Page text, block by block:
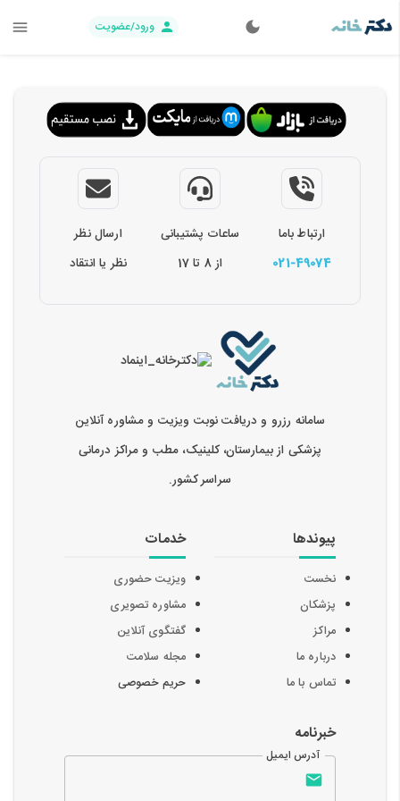
ورود/عضویت
ارتباط باما
021-49074
ساعات پشتیبانی
از 8 تا 17
ارسال نظر
نظر یا انتقاد
سامانه رزرو و دریافت نوبت ویزیت و مشاوره آنلاین
پزشکی از بیمارستان، کلینیک، مطب و مراکز درمانی
سراسر کشور.
پیوندها
نخست
پزشکان
مراکز
درباره ما
تماس با ما
خدمات
ویزیت حضوری
مشاوره تصویری
گفتگوی آنلاین
مجله سلامت
حریم خصوصی
خبرنامه
آدرس ایمیل